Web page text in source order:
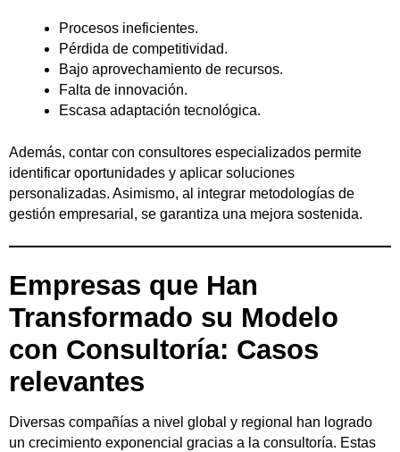
Procesos ineficientes.
Pérdida de competitividad.
Bajo aprovechamiento de recursos.
Falta de innovación.
Escasa adaptación tecnológica.
Además, contar con consultores especializados permite
identificar oportunidades y aplicar soluciones
personalizadas. Asimismo, al integrar metodologías de
gestión empresarial, se garantiza una mejora sostenida.
Empresas que Han
Transformado su Modelo
con Consultoría: Casos
relevantes
Diversas compañías a nivel global y regional han logrado
un crecimiento exponencial gracias a la consultoría. Estas